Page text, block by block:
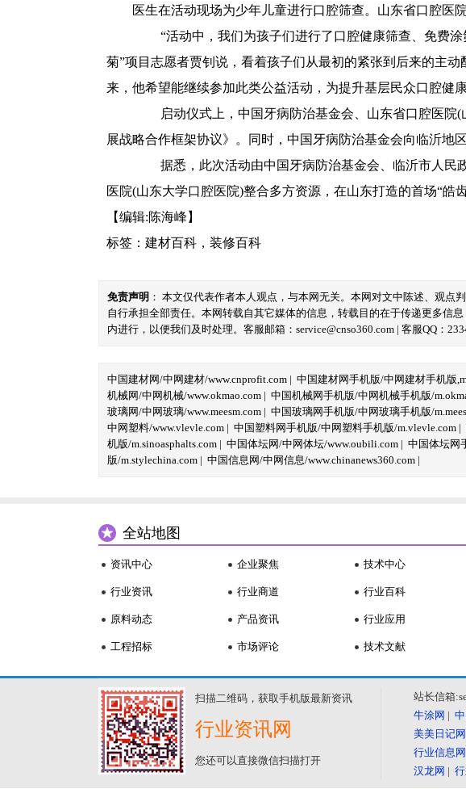
医生在活动现场为少年儿童进行口腔筛查。山东省口腔医
“活动中，我们为孩子们进行了口腔健康筛查、免费涂
菊”项目志愿者贾钊说，看着孩子们从最初的紧张到后来的主
来，他希望能继续参加此类公益活动，为提升基层民众口腔健
启动仪式上，中国牙病防治基金会、山东省口腔医院(
展战略合作框架协议》。同时，中国牙病防治基金会向临沂地
据悉，此次活动由中国牙病防治基金会、临沂市人民政
医院(山东大学口腔医院)整合多方资源，在山东打造的首场“皓
【编辑:陈海峰】
标签： 建材百科 ， 装修百科
免责声明 ： 本文仅代表作者本人观点，与本网无关。本网对文中陈述、观
自行承担全部责任。本网转载自其它媒体的信息，转载目的在于传递更多信
内进行，以便我们及时处理。客服邮箱：service@cnso360.com | 客服QQ：
中国建材网/中网建材/www.cnprofit.com | 中国建材网手机版/中网建材手机版
机械网/中网机械/www.okmao.com | 中国机械网手机版/中网机械手机版/
玻璃网/中网玻璃/www.meesm.com | 中国玻璃网手机版/中网玻璃手机版/
中网塑料/www.vlevle.com | 中国塑料网手机版/中网塑料手机版/m.vlevle.com |
机版/m.sinoasphalts.com | 中国体坛网/中网体坛/www.oubili.com | 中国体坛网
版/m.stylechina.com | 中国信息网/中网信息/www.chinanews360.com |
全站地图
资讯中心
行业资讯
原料动态
工程招标
企业聚焦
行业商道
产品资讯
市场评论
技术中心
行业百科
行业应用
技术文献
扫描二维码，获取手机版最新资讯
行业资讯网
您还可以直接微信扫描打开
站长信箱
牛涂网 |
美美日记网
行业信息网
汉龙网 |